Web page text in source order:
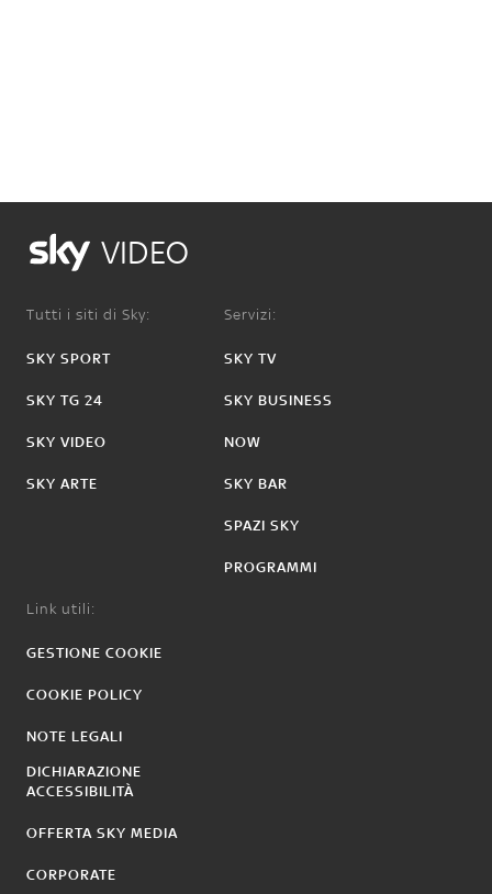
VIDEO
Tutti i siti di Sky:
SKY SPORT
SKY TG 24
SKY VIDEO
SKY ARTE
Servizi:
SKY TV
SKY BUSINESS
NOW
SKY BAR
SPAZI SKY
PROGRAMMI
Link utili:
GESTIONE COOKIE
COOKIE POLICY
NOTE LEGALI
DICHIARAZIONE
ACCESSIBILITÀ
OFFERTA SKY MEDIA
CORPORATE